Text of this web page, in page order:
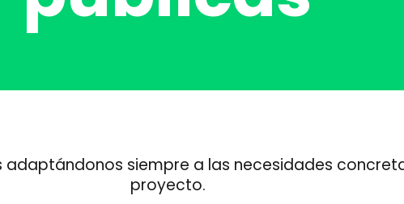
adaptándonos siempre a las necesidades
proyecto.